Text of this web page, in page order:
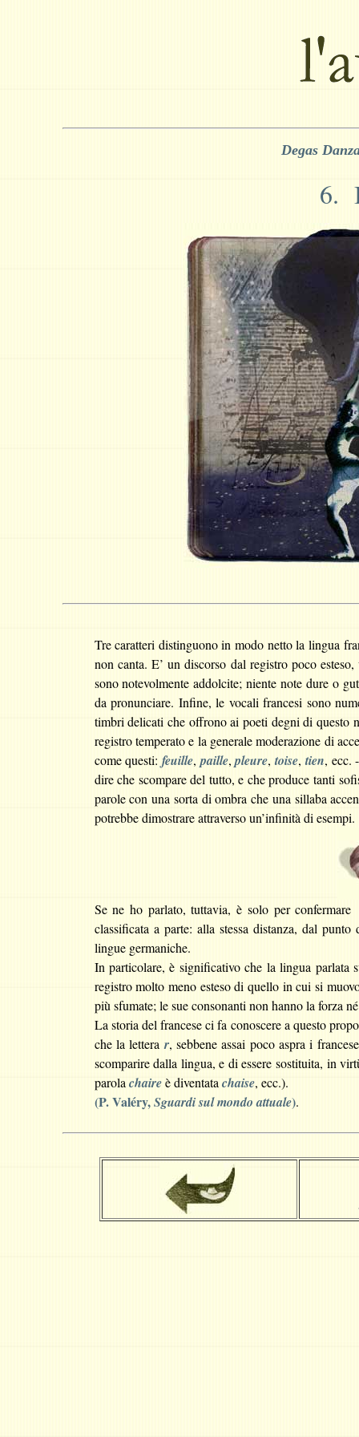
Degas
6.
Tre caratteri distinguono in modo netto la lingua
non canta. E’ un discorso dal registro poco
sono notevolmente addolcite; niente note dure o
da pronunciare. Infine, le vocali francesi sono
timbri delicati che offrono ai poeti degni di questo
registro temperato e la generale moderazione di
come questi: feuille, paille,pleure,toise, tien, ecc.
dire che scompare del tutto, e che produce tanti
parole con una sorta di ombra che una sillaba
potrebbe dimostrare attraverso un’infinità di esempi.
Se ne ho parlato, tuttavia, è solo per confermare
classificata a parte: alla stessa distanza, dal
lingue germaniche.
In particolare, è significativo che la lingua parlata
registro molto meno esteso di quello in cui si
più sfumate; le sue consonanti non hanno la forza
La storia del francese ci fa conoscere a questo
che la lettera r, sebbene assai poco aspra i
scomparire dalla lingua, e di essere sostituita, in
parola chaireè diventata chaise, ecc.).
(P. Valéry,Sguardisul mondo attuale).